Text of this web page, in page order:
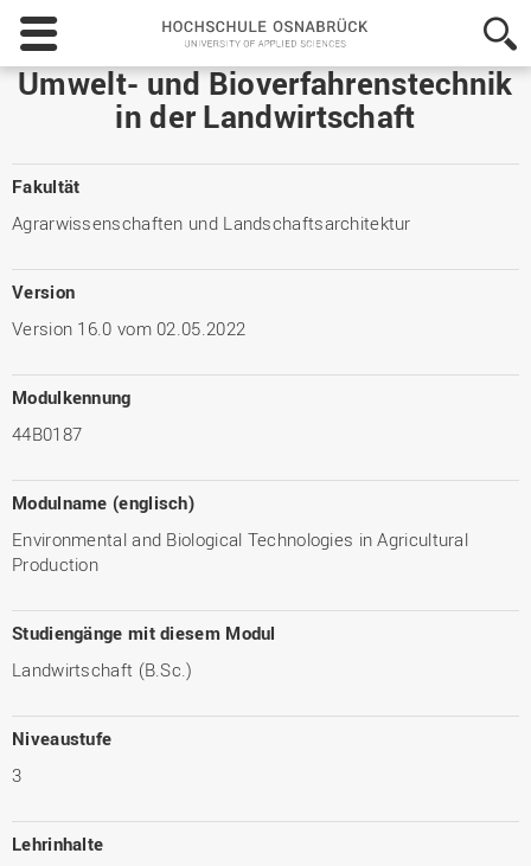
Hochschule
Osnabrück
-
University
of
Sciences
Umwelt- und Bioverfahrenstechnik
in der Landwirtschaft
Fakultät
Agrarwissenschaften und Landschaftsarchitektur
Version
Version 16.0 vom 02.05.2022
Modulkennung
44B0187
Modulname (englisch)
Environmental and Biological Technologies in Agricultural
Production
Studiengänge mit diesem Modul
Landwirtschaft (B.Sc.)
Niveaustufe
3
Lehrinhalte